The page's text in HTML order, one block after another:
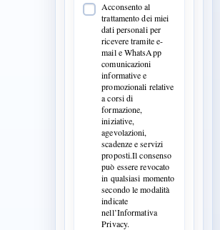
Acconsento al
trattamento dei miei
dati personali per
ricevere tramite e-
mail e WhatsApp
comunicazioni
informative e
promozionali relative
a corsi di
formazione,
iniziative,
agevolazioni,
scadenze e servizi
proposti.Il consenso
può essere revocato
in qualsiasi momento
secondo le modalità
indicate
nell’Informativa
Privacy.